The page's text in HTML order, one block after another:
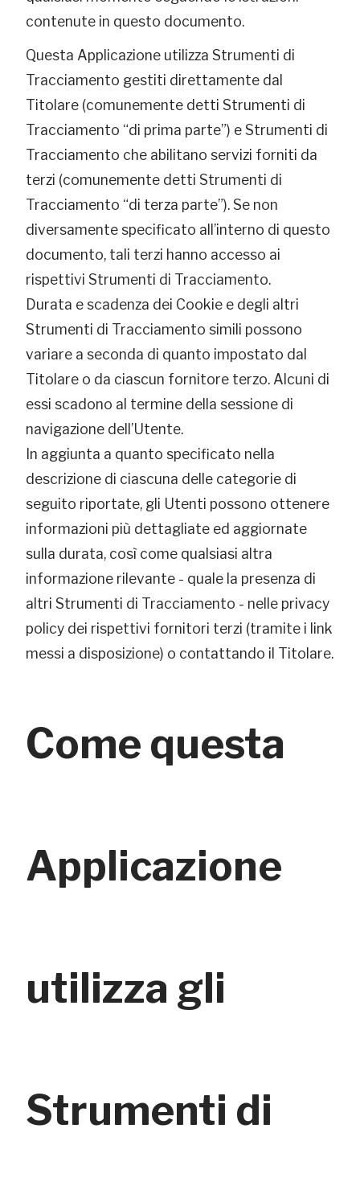
contenute in questo documento.
Questa Applicazione utilizza Strumenti di
Tracciamento gestiti direttamente dal
Titolare (comunemente detti Strumenti di
Tracciamento “di prima parte”) e Strumenti di
Tracciamento che abilitano servizi forniti da
terzi (comunemente detti Strumenti di
Tracciamento “di terza parte”). Se non
diversamente specificato all’interno di questo
documento, tali terzi hanno accesso ai
rispettivi Strumenti di Tracciamento.
Durata e scadenza dei Cookie e degli altri
Strumenti di Tracciamento simili possono
variare a seconda di quanto impostato dal
Titolare o da ciascun fornitore terzo. Alcuni di
essi scadono al termine della sessione di
navigazione dell’Utente.
In aggiunta a quanto specificato nella
descrizione di ciascuna delle categorie di
seguito riportate, gli Utenti possono ottenere
informazioni più dettagliate ed aggiornate
sulla durata, così come qualsiasi altra
informazione rilevante - quale la presenza di
altri Strumenti di Tracciamento - nelle privacy
policy dei rispettivi fornitori terzi (tramite i link
messi a disposizione) o contattando il Titolare.
Come questa
Applicazione
utilizza gli
Strumenti di